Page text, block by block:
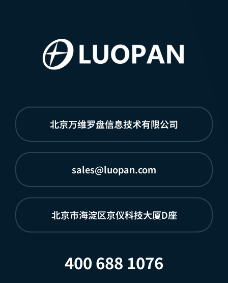
北京万维罗盘信息技术有限公司
sales@luopan.com
北京市海淀区京仪科技大厦D座
400 688 1076